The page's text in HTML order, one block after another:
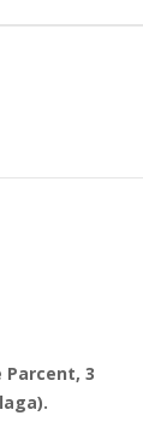
Parcent, 3